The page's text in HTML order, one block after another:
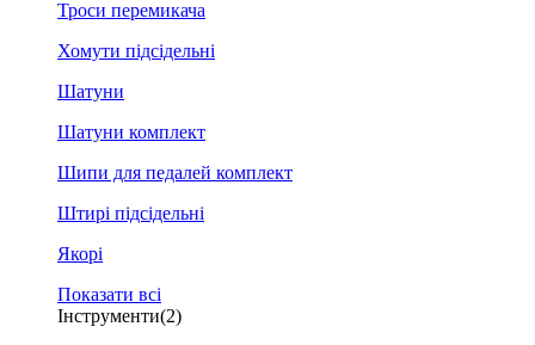
Троси перемикача
Хомути підсідельні
Шатуни
Шатуни комплект
Шипи для педалей комплект
Штирі підсідельні
Якорі
Показати всі
Інструменти(2)